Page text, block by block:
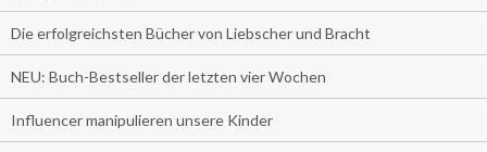
Die erfolgreichsten Bücher von Liebscher und Bracht
NEU: Buch-Bestseller der letzten vier Wochen
Influencer manipulieren unsere Kinder